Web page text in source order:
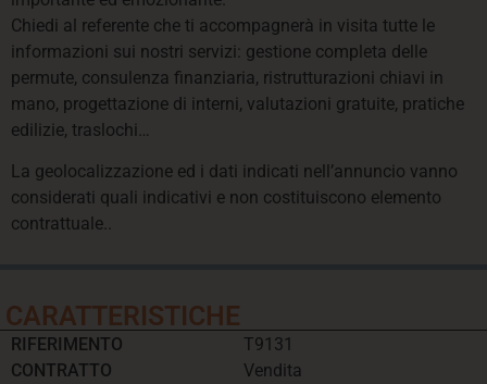
Chiedi al referente che ti accompagnerà in visita tutte le
informazioni sui nostri servizi: gestione completa delle
permute, consulenza finanziaria, ristrutturazioni chiavi in
mano, progettazione di interni, valutazioni gratuite, pratiche
edilizie, traslochi…
La geolocalizzazione ed i dati indicati nell’annuncio vanno
considerati quali indicativi e non costituiscono elemento
contrattuale..
CARATTERISTICHE
RIFERIMENTO
CONTRATTO
T9131
Vendita